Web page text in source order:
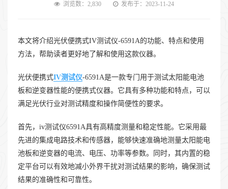
浏览数：2,830 发布于：2023-11-24
本文将介绍光伏便携式IV测试仪-6591A的功能、特点和使用
方法，帮助读者更好地了解和使用这款仪器。
光伏便携式IV测试仪-6591A是一款专门用于测试太阳能电池
板和逆变器性能的便携式仪器。它具有多种功能和特点，可以
满足光伏行业对测试精度和操作简便性的要求。
首先，iv测试仪6591A具有高精度测量和稳定性能。它采用最
先进的集成电路技术和传感器，能够快速准确地测量太阳能电
池板和逆变器的电流、电压、功率等参数。同时，其内置的稳
定平台可以有效地减小外界干扰对测试结果的影响，确保测试
结果的准确性和可靠性。